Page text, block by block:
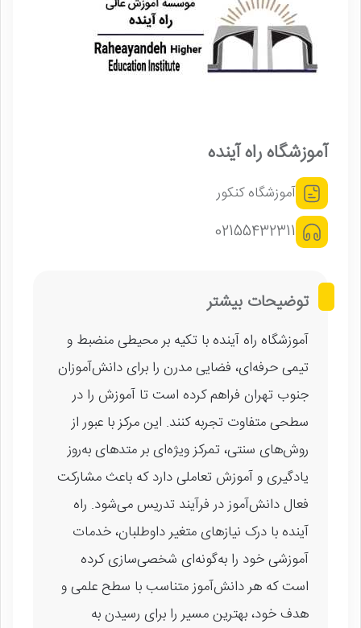
آموزشگاه راه آینده
آموزشگاه کنکور
02155432311
توضیحات بیشتر
آموزشگاه راه آینده با تکیه بر محیطی منضبط و
تیمی حرفه‌ای، فضایی مدرن را برای دانش‌آموزان
جنوب تهران فراهم کرده است تا آموزش را در
سطحی متفاوت تجربه کنند. این مرکز با عبور از
روش‌های سنتی، تمرکز ویژه‌ای بر متدهای به‌روز
یادگیری و آموزش تعاملی دارد که باعث مشارکت
فعال دانش‌آموز در فرآیند تدریس می‌شود. راه
آینده با درک نیازهای متغیر داوطلبان، خدمات
آموزشی خود را به‌گونه‌ای شخصی‌سازی کرده
است که هر دانش‌آموز متناسب با سطح علمی و
هدف خود، بهترین مسیر را برای رسیدن به